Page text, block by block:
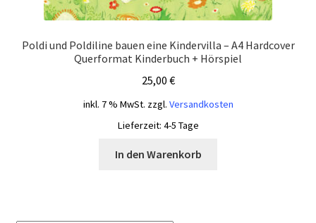
Poldi und Poldiline bauen eine Kindervilla – A4 Hardcover
Querformat Kinderbuch + Hörspiel
25,00 €
inkl. 7 % MwSt. zzgl. Versandkosten
Lieferzeit: 4-5 Tage
In den Warenkorb